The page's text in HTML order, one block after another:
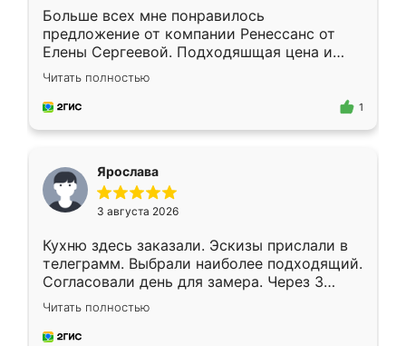
Больше всех мне понравилось
предложение от компании Ренессанс от
Елены Сергеевой. Подходяшщая цена и
короткие сроки изготовления. Приехавший
для замера сотрудник Владислав
предложил по моему эскизу самый
Читать полностью
1
Ярослава
3 августа 2026
Кухню здесь заказали. Эскизы прислали в
телеграмм. Выбрали наиболее подходящий.
Согласовали день для замера. Через 3
недели кухня была уже готова. Остались
довольны работой. Спасибо Ренессанс
мебель за качественную работу!
Читать полностью